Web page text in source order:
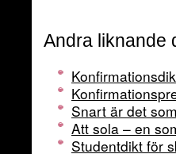
Andra liknande
Snart är det
Att sola – en
Studentdikt för